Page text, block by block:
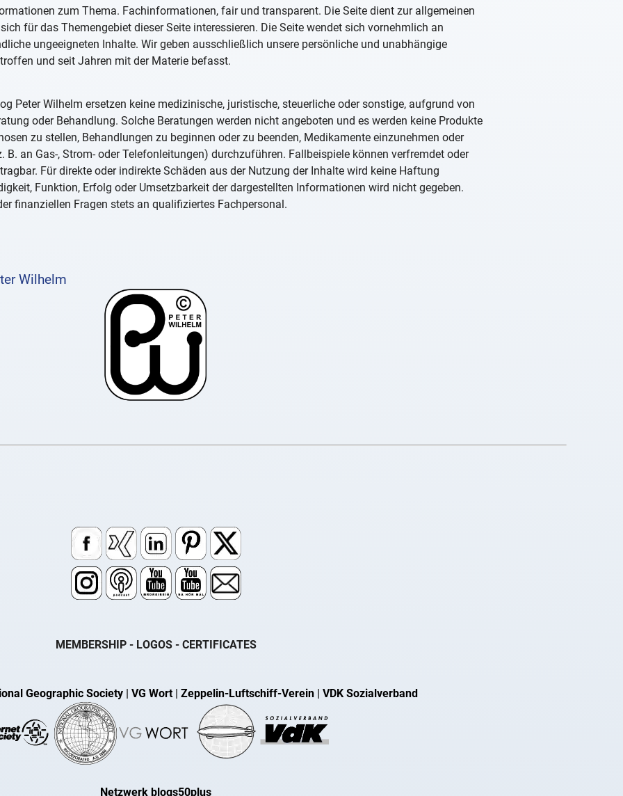
zum Thema. Fachinformationen, fair und transparent. Die Seite dient zur allgemeinen
für das Themengebiet dieser Seite interessieren. Die Seite wendet sich vornehmlich an
ungeeigneten Inhalte. Wir geben ausschließlich unsere persönliche und unabhängige
und seit Jahren mit der Materie befasst.
Peter Wilhelm ersetzen keine medizinische, juristische, steuerliche oder sonstige, aufgrund von
oder Behandlung. Solche Beratungen werden nicht angeboten und es werden keine Produkte
zu stellen, Behandlungen zu beginnen oder zu beenden, Medikamente einzunehmen oder
an Gas-, Strom- oder Telefonleitungen) durchzuführen. Fallbeispiele können verfremdet oder
Für direkte oder indirekte Schäden aus der Nutzung der Inhalte wird keine Haftung
Funktion, Erfolg oder Umsetzbarkeit der dargestellten Informationen wird nicht gegeben.
finanziellen Fragen stets an qualifiziertes Fachpersonal.
Wilhelm
MEMBERSHIP - LOGOS - CERTIFICATES
Geographic Society | VG Wort| Zeppelin-Luftschiff-Verein | VDK Sozialverband
Netzwerk blogs50plus